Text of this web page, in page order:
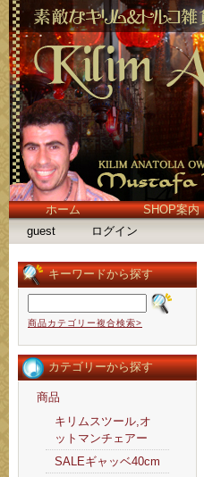
ホーム SHOP案内
guest
ログイン
キーワードから探す
商品カテゴリー複合検索>
カテゴリーから探す
商品
キリムスツール,オ
ットマンチェアー
SALEギャッベ40cm